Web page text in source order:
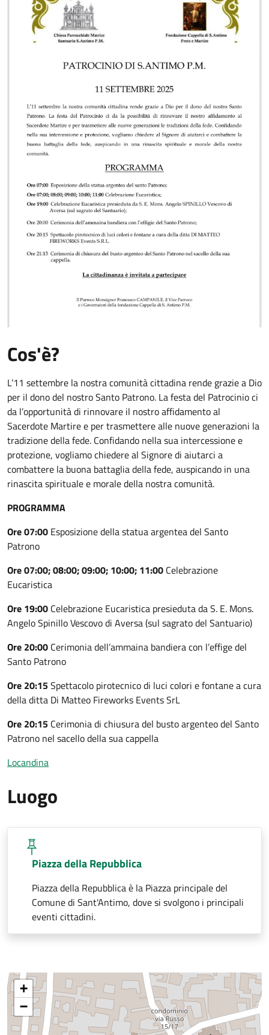
Cos'è?
L’11 settembre la nostra comunità cittadina rende grazie a Dio
per il dono del nostro Santo Patrono. La festa del Patrocinio ci
da l’opportunità di rinnovare il nostro affidamento al
Sacerdote Martire e per trasmettere alle nuove generazioni la
tradizione della fede. Confidando nella sua intercessione e
protezione, vogliamo chiedere al Signore di aiutarci a
combattere la buona battaglia della fede, auspicando in una
rinascita spirituale e morale della nostra comunità.
PROGRAMMA
Ore 07:00 Esposizione della statua argentea del Santo
Patrono
Ore 07:00; 08:00; 09:00; 10:00; 11:00 Celebrazione
Eucaristica
Ore 19:00 Celebrazione Eucaristica presieduta da S. E. Mons.
Angelo Spinillo Vescovo di Aversa (sul sagrato del Santuario)
Ore 20:00 Cerimonia dell’ammaina bandiera con l’effige del
Santo Patrono
Ore 20:15Spettacolo pirotecnico di luci colori e fontane a cura
della ditta Di Matteo Fireworks Events SrL
Ore 20:15 Cerimonia di chiusura del busto argenteo del Santo
Patrono nel sacello della sua cappella
Locandina
Luogo
Piazza della Repubblica
Piazza della Repubblica è la Piazza principale del
Comune di Sant'Antimo, dove si svolgono i principali
eventi cittadini.
+
−